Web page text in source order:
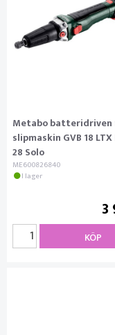
Metabo batteridriven
slipmaskin GVB 18 LTX
28 Solo
ME600826840
I lager
3
KÖP